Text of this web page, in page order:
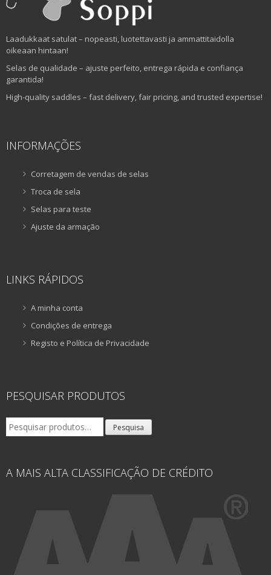
Laadukkaat satulat – nopeasti, luotettavasti ja ammattitaidolla
oikeaan hintaan!
Selas de qualidade – ajuste perfeito, entrega rápida e confiança
garantida!
High-quality saddles – fast delivery, fair pricing, and trusted expertise!
INFORMAÇÕES
Corretagem de vendas de selas
Troca de sela
Selas para teste
Ajuste da armação
LINKS RÁPIDOS
A minha conta
Condições de entrega
Registo e Política de Privacidade
PESQUISAR PRODUTOS
Pesquisar
por:
Pesquisa
A MAIS ALTA CLASSIFICAÇÃO DE CRÉDITO